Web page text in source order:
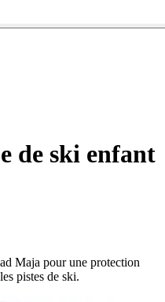
de ski enfant
Maja pour une protection
pistes de ski.